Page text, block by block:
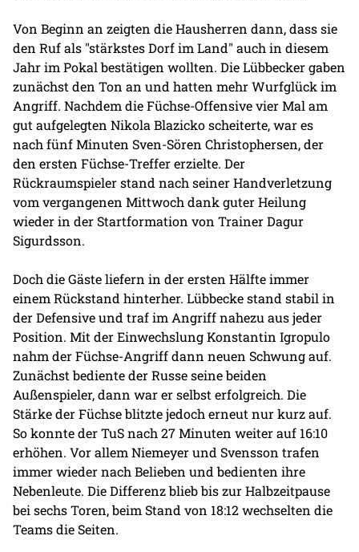
Von Beginn an zeigten die Hausherren dann, dass sie
den Ruf als "stärkstes Dorf im Land" auch in diesem
Jahr im Pokal bestätigen wollten. Die Lübbecker gaben
zunächst den Ton an und hatten mehr Wurfglück im
Angriff. Nachdem die Füchse-Offensive vier Mal am
gut aufgelegten Nikola Blazicko scheiterte, war es
nach fünf Minuten Sven-Sören Christophersen, der
den ersten Füchse-Treffer erzielte. Der
Rückraumspieler stand nach seiner Handverletzung
vom vergangenen Mittwoch dank guter Heilung
wieder in der Startformation von Trainer Dagur
Sigurdsson.
Doch die Gäste liefern in der ersten Hälfte immer
einem Rückstand hinterher. Lübbecke stand stabil in
der Defensive und traf im Angriff nahezu aus jeder
Position. Mit der Einwechslung Konstantin Igropulo
nahm der Füchse-Angriff dann neuen Schwung auf.
Zunächst bediente der Russe seine beiden
Außenspieler, dann war er selbst erfolgreich. Die
Stärke der Füchse blitzte jedoch erneut nur kurz auf.
So konnte der TuS nach 27 Minuten weiter auf 16:10
erhöhen. Vor allem Niemeyer und Svensson trafen
immer wieder nach Belieben und bedienten ihre
Nebenleute. Die Differenz blieb bis zur Halbzeitpause
bei sechs Toren, beim Stand von 18:12 wechselten die
Teams die Seiten.